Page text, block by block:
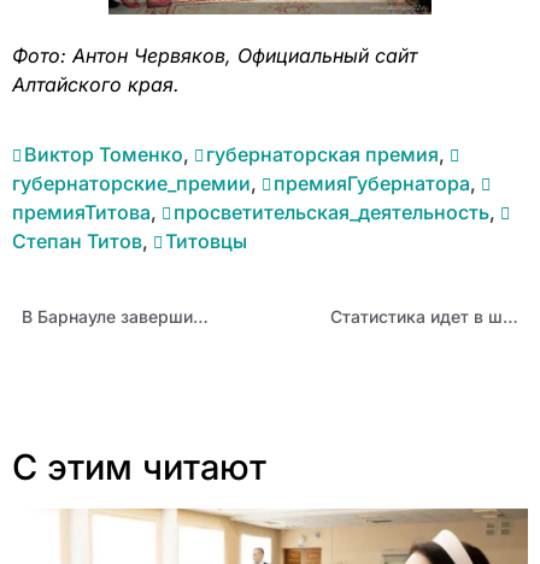
Фото: Антон Червяков, Официальный сайт
Алтайского края.
Виктор Томенко, губернаторская премия,
губернаторские_премии, премияГубернатора,
премияТитова, просветительская_деятельность,
Степан Титов, Титовцы
В Барнауле завершилась трёхдневная образовательная программа «БДФ Школа» Статистика идет в школы: Алтайские педагоги стали участниками экспертного стола в Москве
С этим читают